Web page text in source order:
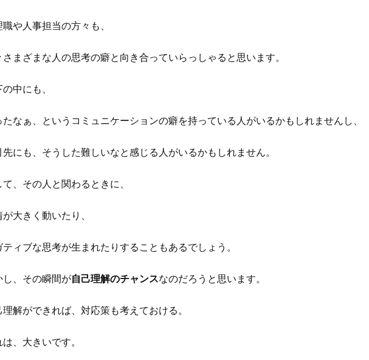
職や人事担当の方々も、
さまざまな人の思考の癖と向き合っていらっしゃると思います。
中にも、
たなぁ、というコミュニケーションの癖を持っている人がいるかもしれませんし、
先にも、そうした難しいなと感じる人がいるかもしれません。
て、その人と関わるときに、
が大きく動いたり、
ティブな思考が生まれたりすることもあるでしょう。
し、その瞬間が自己理解のチャンスなのだろうと思います。
理解ができれば、対応策も考えておける。
は、大きいです。